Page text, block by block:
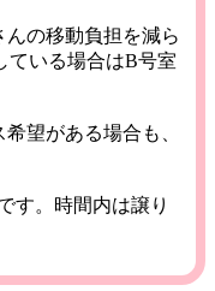
の移動負担を減ら
ている場合はB号室
望がある場合も、
す。時間内は譲り